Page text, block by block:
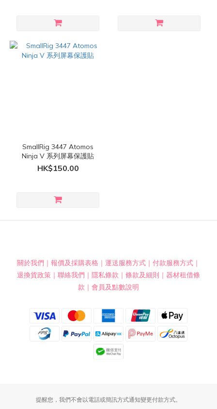
SmallRig 3447 Atomos
Ninja V 系列屏幕保護貼
HK$150.00
關於我們 ｜ 報價及採購表格 ｜ 運送服務方式 ｜ 付款服務方式 ｜
退換貨政策 ｜ 聯絡我們 ｜ 隱私條款 ｜ 條款及細則 ｜ 器材租借條
款 ｜ 會員及點數說明
提醒您，我們不會以電話或簡訊方式通知變更付款方式。